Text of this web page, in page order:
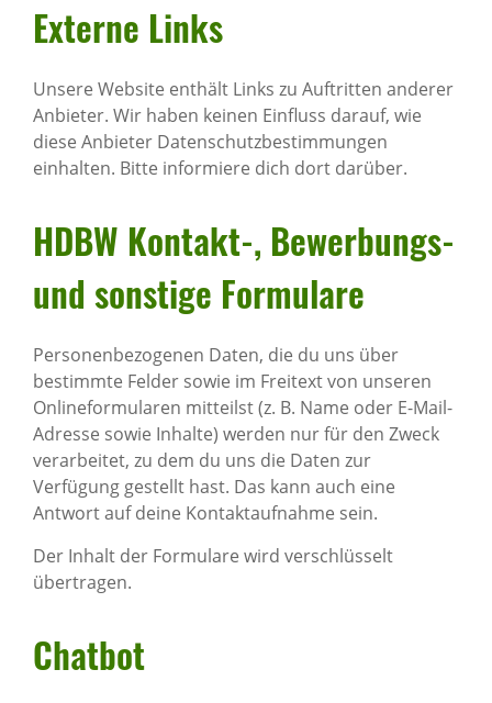
Externe Links
Unsere Website enthält Links zu Auftritten anderer
Anbieter. Wir haben keinen Einfluss darauf, wie
diese Anbieter Datenschutzbestimmungen
einhalten. Bitte informiere dich dort darüber.
HDBW Kontakt-, Bewer­bungs-
und sons­tige Formu­lare
Personenbezogenen Daten, die du uns über
bestimmte Felder sowie im Freitext von unseren
Onlineformularen mitteilst (z. B. Name oder E-Mail-
Adresse sowie Inhalte) werden nur für den Zweck
verarbeitet, zu dem du uns die Daten zur
Verfügung gestellt hast. Das kann auch eine
Antwort auf deine Kontaktaufnahme sein.
Der Inhalt der Formulare wird verschlüsselt
übertragen.
Chatbot